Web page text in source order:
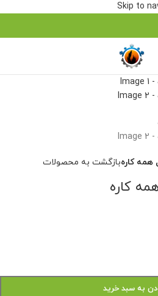
Skip to
همه کارهبازگشت به محصولات
کاره
به سبد خرید